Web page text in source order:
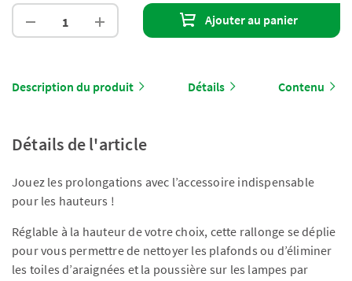
Ajouter au panier
Description du produit Détails Contenu
Détails de l'article
Jouez les prolongations avec l’accessoire indispensable
pour les hauteurs !
Réglable à la hauteur de votre choix, cette rallonge se déplie
pour vous permettre de nettoyer les plafonds ou d’éliminer
les toiles d’araignées et la poussière sur les lampes par